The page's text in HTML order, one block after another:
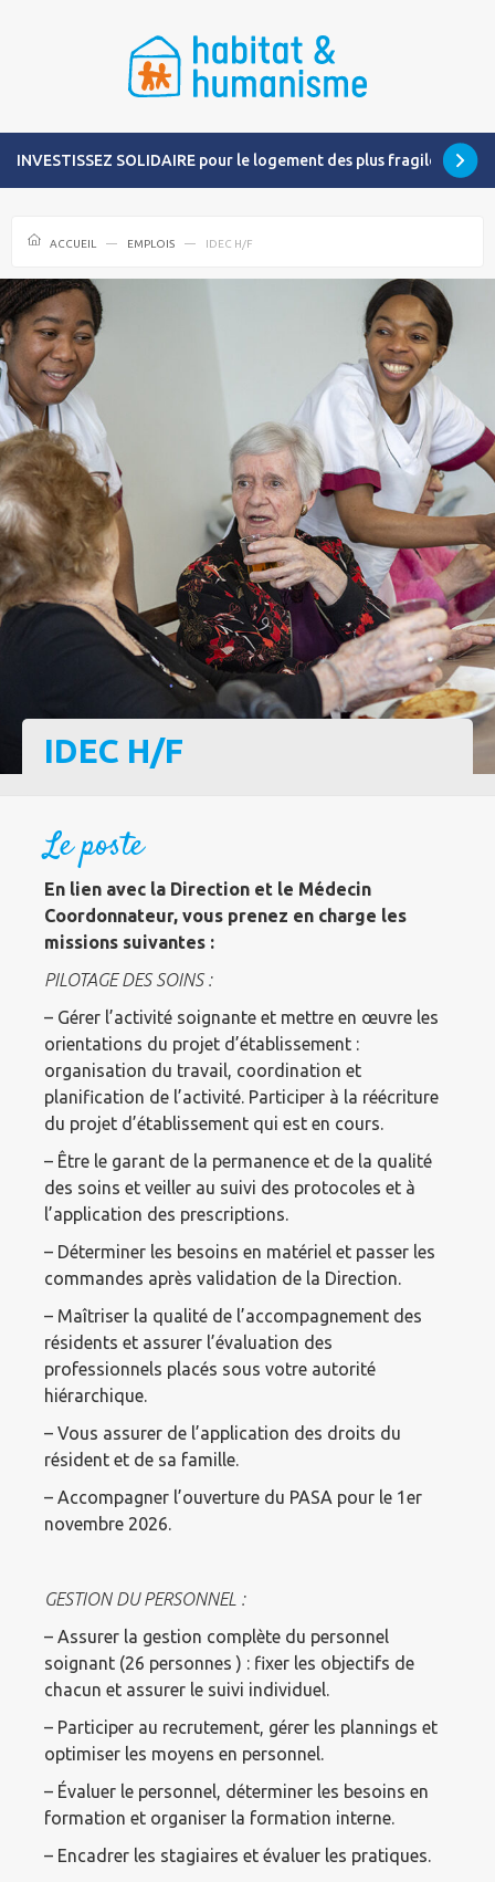
INVESTISSEZ SOLIDAIRE pour le logement des plus fragiles
ACCUEIL EMPLOIS IDEC H/F
IDEC H/F
Le poste
En lien avec la Direction et le Médecin
Coordonnateur, vous prenez en charge les
missions suivantes :
PILOTAGE DES SOINS :
– Gérer l’activité soignante et mettre en œuvre les
orientations du projet d’établissement :
organisation du travail, coordination et
planification de l’activité. Participer à la réécriture
du projet d’établissement qui est en cours.
– Être le garant de la permanence et de la qualité
des soins et veiller au suivi des protocoles et à
l’application des prescriptions.
– Déterminer les besoins en matériel et passer les
commandes après validation de la Direction.
– Maîtriser la qualité de l’accompagnement des
résidents et assurer l’évaluation des
professionnels placés sous votre autorité
hiérarchique.
– Vous assurer de l’application des droits du
résident et de sa famille.
– Accompagner l’ouverture du PASA pour le 1er
novembre 2026.
GESTION DU PERSONNEL :
– Assurer la gestion complète du personnel
soignant (26 personnes ) : fixer les objectifs de
chacun et assurer le suivi individuel.
– Participer au recrutement, gérer les plannings et
optimiser les moyens en personnel.
– Évaluer le personnel, déterminer les besoins en
formation et organiser la formation interne.
– Encadrer les stagiaires et évaluer les pratiques.